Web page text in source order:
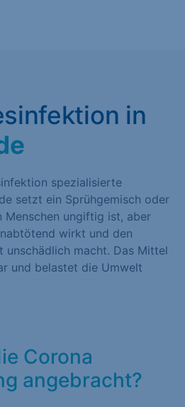
in
spezialisierte
setzt ein Sprühgemisch oder
Menschen ungiftig ist, aber
wirkt und den
unschädlich macht. Das Mittel
und belastet die Umwelt
Corona
angebracht?